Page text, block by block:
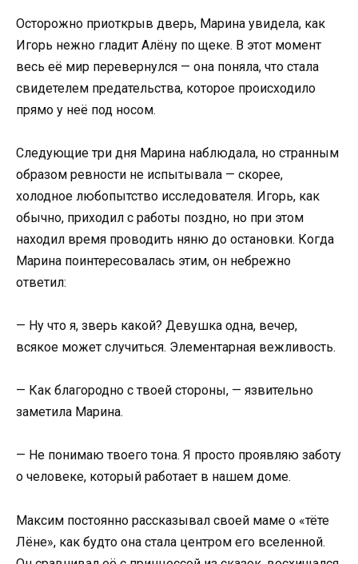
Осторожно приоткрыв дверь, Марина увидела, как
Игорь нежно гладит Алёну по щеке. В этот момент
весь её мир перевернулся — она поняла, что стала
свидетелем предательства, которое происходило
прямо у неё под носом.
Следующие три дня Марина наблюдала, но странным
образом ревности не испытывала — скорее,
холодное любопытство исследователя. Игорь, как
обычно, приходил с работы поздно, но при этом
находил время проводить няню до остановки. Когда
Марина поинтересовалась этим, он небрежно
ответил:
— Ну что я, зверь какой? Девушка одна, вечер,
всякое может случиться. Элементарная вежливость.
— Как благородно с твоей стороны, — язвительно
заметила Марина.
— Не понимаю твоего тона. Я просто проявляю заботу
о человеке, который работает в нашем доме.
Максим постоянно рассказывал своей маме о «тёте
Лёне», как будто она стала центром его вселенной.